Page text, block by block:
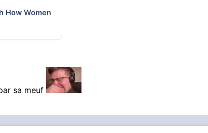
How Women
sa meuf